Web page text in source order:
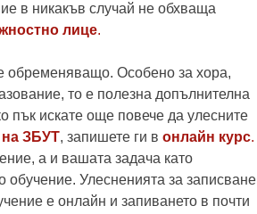
в никакъв случай не обхваща
лице.
обременяващо. Особено за хора,
то е полезна допълнителна
пък искате още повече да улесните
на ЗБУТ, запишете ги в онлайн курс.
а и вашата задача като
обучение. Улесненията за записване
е онлайн и запиването в почти